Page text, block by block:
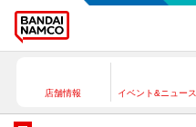
店舗情報 イベント&ニュース